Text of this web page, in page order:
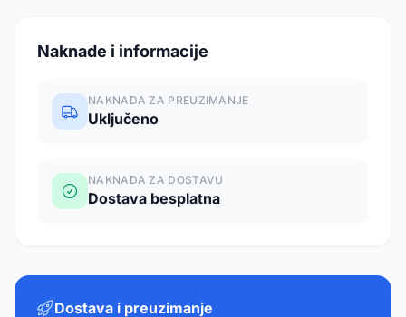
Naknade i informacije
NAKNADA ZA PREUZIMANJE
Uključeno
NAKNADA ZA DOSTAVU
Dostava besplatna
Dostava i preuzimanje